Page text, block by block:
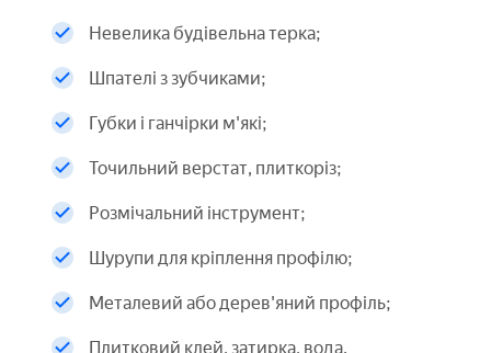
Невелика будівельна терка;
Шпателі з зубчиками;
Губки і ганчірки м'які;
Точильний верстат, плиткоріз;
Розмічальний інструмент;
Шурупи для кріплення профілю;
Металевий або дерев'яний профіль;
Плитковий клей, затирка, вода.